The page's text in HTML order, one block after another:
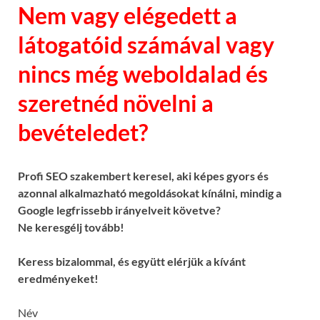
Nem vagy elégedett a
látogatóid számával vagy
nincs még weboldalad és
szeretnéd növelni a
bevételedet?
Profi SEO szakembert keresel, aki képes gyors és
azonnal alkalmazható megoldásokat kínálni, mindig a
Google legfrissebb irányelveit követve?
Ne keresgélj tovább!
Keress bizalommal, és együtt elérjük a kívánt
eredményeket!
Név